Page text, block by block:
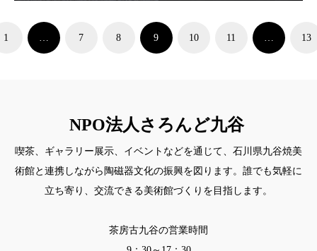
1 … 7 8 9 10 11 … 13
NPO法人さろんど九谷
喫茶、ギャラリー展示、イベントなどを通じて、石川県九谷焼美
術館と連携しながら陶磁器文化の振興を図ります。誰でも気軽に
立ち寄り、交流できる美術館づくりを目指します。
茶房古九谷の営業時間